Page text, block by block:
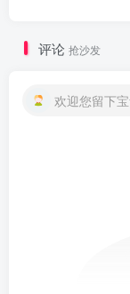
评论 抢沙发
欢迎您留下